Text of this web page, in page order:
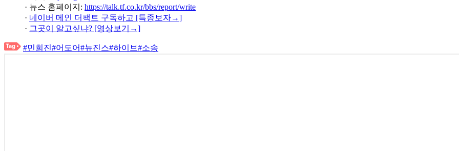
· 뉴스 홈페이지: https://talk.tf.co.kr/bbs/report/write
· 네이버 메인 더팩트 구독하고 [특종보자→]
· 그곳이 알고싶냐? [영상보기→]
#민희진#어도어#뉴진스#하이브#소송